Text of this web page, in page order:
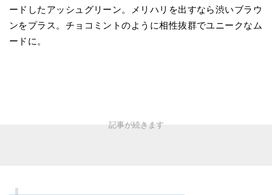
ードしたアッシュグリーン。メリハリを出すなら渋いブラウ
ンをプラス。チョコミントのように相性抜群でユニークなム
ードに。